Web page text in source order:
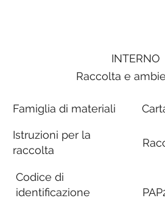
INTERNO
Raccolta e
Famiglia di materiali
Istruzioni per la
raccolta
Codice di
identificazione